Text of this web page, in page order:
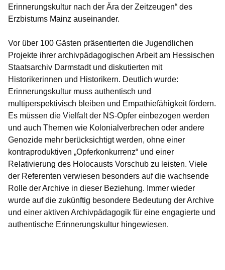
Erinnerungskultur nach der Ära der Zeitzeugen“ des
Erzbistums Mainz auseinander.
Vor über 100 Gästen präsentierten die Jugendlichen
Projekte ihrer archivpädagogischen Arbeit am Hessischen
Staatsarchiv Darmstadt und diskutierten mit
Historikerinnen und Historikern. Deutlich wurde:
Erinnerungskultur muss authentisch und
multiperspektivisch bleiben und Empathiefähigkeit fördern.
Es müssen die Vielfalt der NS-Opfer einbezogen werden
und auch Themen wie Kolonialverbrechen oder andere
Genozide mehr berücksichtigt werden, ohne einer
kontraproduktiven „Opferkonkurrenz“ und einer
Relativierung des Holocausts Vorschub zu leisten. Viele
der Referenten verwiesen besonders auf die wachsende
Rolle der Archive in dieser Beziehung. Immer wieder
wurde auf die zukünftig besondere Bedeutung der Archive
und einer aktiven Archivpädagogik für eine engagierte und
authentische Erinnerungskultur hingewiesen.